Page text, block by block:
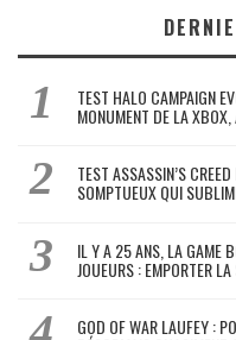
TEST HALO CAMPAIGN
MONUMENT DE LA
TEST ASSASSIN’S
SOMPTUEUX QUI
IL Y A 25 ANS, LA GAME
JOUEURS : EMPORTER
GOD OF WAR LAUFEY :